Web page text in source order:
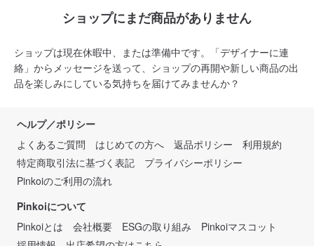
ショップにまだ商品がありません
ショップは現在休暇中、または準備中です。「デザイナーに連
絡」からメッセージを送って、ショップの再開や新しい商品の出
品を楽しみにしている気持ちを届けてみませんか？
ヘルプ／ポリシー
よくあるご質問
はじめての方へ 返品ポリシー
利用規約
特定商取引法に基づく表記
プライバシーポリシー
Pinkoiのご利用の流れ
Pinkoiについて
Pinkoiとは
会社概要 ESGの取り組み
Pinkoiマスコット